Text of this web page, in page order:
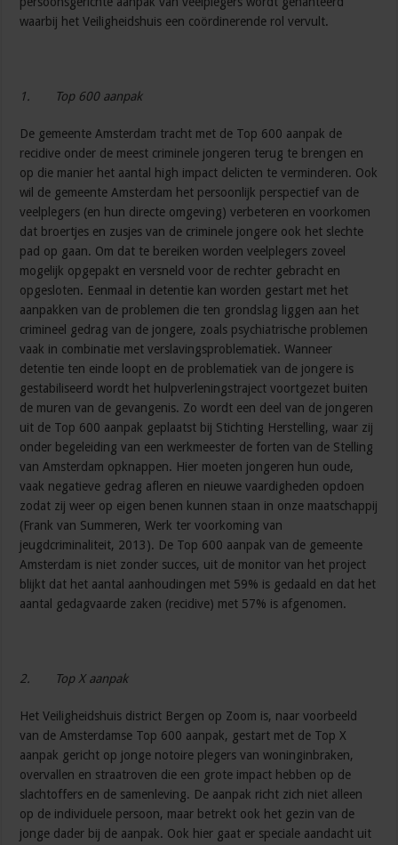
waarbij het Veiligheidshuis een coördinerende rol vervult.
1. Top 600 aanpak
De gemeente Amsterdam tracht met de Top 600 aanpak de
recidive onder de meest criminele jongeren terug te brengen en
op die manier het aantal high impact delicten te verminderen. Ook
wil de gemeente Amsterdam het persoonlijk perspectief van de
veelplegers (en hun directe omgeving) verbeteren en voorkomen
dat broertjes en zusjes van de criminele jongere ook het slechte
pad op gaan. Om dat te bereiken worden veelplegers zoveel
mogelijk opgepakt en versneld voor de rechter gebracht en
opgesloten. Eenmaal in detentie kan worden gestart met het
aanpakken van de problemen die ten grondslag liggen aan het
crimineel gedrag van de jongere, zoals psychiatrische problemen
vaak in combinatie met verslavingsproblematiek. Wanneer
detentie ten einde loopt en de problematiek van de jongere is
gestabiliseerd wordt het hulpverleningstraject voortgezet buiten
de muren van de gevangenis. Zo wordt een deel van de jongeren
uit de Top 600 aanpak geplaatst bij Stichting Herstelling, waar zij
onder begeleiding van een werkmeester de forten van de Stelling
van Amsterdam opknappen. Hier moeten jongeren hun oude,
vaak negatieve gedrag afleren en nieuwe vaardigheden opdoen
zodat zij weer op eigen benen kunnen staan in onze maatschappij
(Frank van Summeren, Werk ter voorkoming van
jeugdcriminaliteit, 2013). De Top 600 aanpak van de gemeente
Amsterdam is niet zonder succes, uit de monitor van het project
blijkt dat het aantal aanhoudingen met 59% is gedaald en dat het
aantal gedagvaarde zaken (recidive) met 57% is afgenomen.
2. Top X aanpak
Het Veiligheidshuis district Bergen op Zoom is, naar voorbeeld
van de Amsterdamse Top 600 aanpak, gestart met de Top X
aanpak gericht op jonge notoire plegers van woninginbraken,
overvallen en straatroven die een grote impact hebben op de
slachtoffers en de samenleving. De aanpak richt zich niet alleen
op de individuele persoon, maar betrekt ook het gezin van de
jonge dader bij de aanpak. Ook hier gaat er speciale aandacht uit